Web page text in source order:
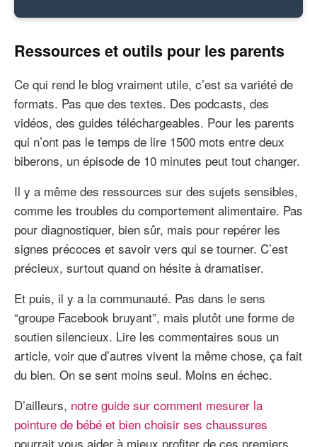
Ressources et outils pour les parents
Ce qui rend le blog vraiment utile, c’est sa variété de
formats. Pas que des textes. Des podcasts, des
vidéos, des guides téléchargeables. Pour les parents
qui n’ont pas le temps de lire 1500 mots entre deux
biberons, un épisode de 10 minutes peut tout changer.
Il y a même des ressources sur des sujets sensibles,
comme les troubles du comportement alimentaire. Pas
pour diagnostiquer, bien sûr, mais pour repérer les
signes précoces et savoir vers qui se tourner. C’est
précieux, surtout quand on hésite à dramatiser.
Et puis, il y a la communauté. Pas dans le sens
“groupe Facebook bruyant”, mais plutôt une forme de
soutien silencieux. Lire les commentaires sous un
article, voir que d’autres vivent la même chose, ça fait
du bien. On se sent moins seul. Moins en échec.
D’ailleurs, notre guide sur comment mesurer la
pointure de bébé et bien choisir ses chaussures
pourrait vous aider à mieux profiter de ces premiers